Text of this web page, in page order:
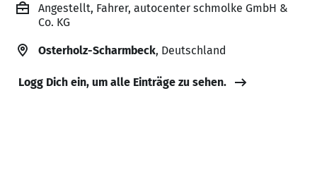
Angestellt, Fahrer, autocenter schmolke GmbH &
Co. KG
Osterholz-Scharmbeck, Deutschland
Logg Dich ein, um alle Einträge zu sehen.